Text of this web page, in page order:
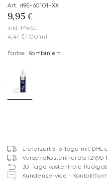
Art. H95-60101-XX
9,95 €
inkl. MwSt.
4,47 €/100 ml
Farbe: Kombiniert
Lieferzeit 5-6 Tage mit DHL
Versandkostenfrei ab 129,90
30 Tage kostenfreie
Kundenservice -